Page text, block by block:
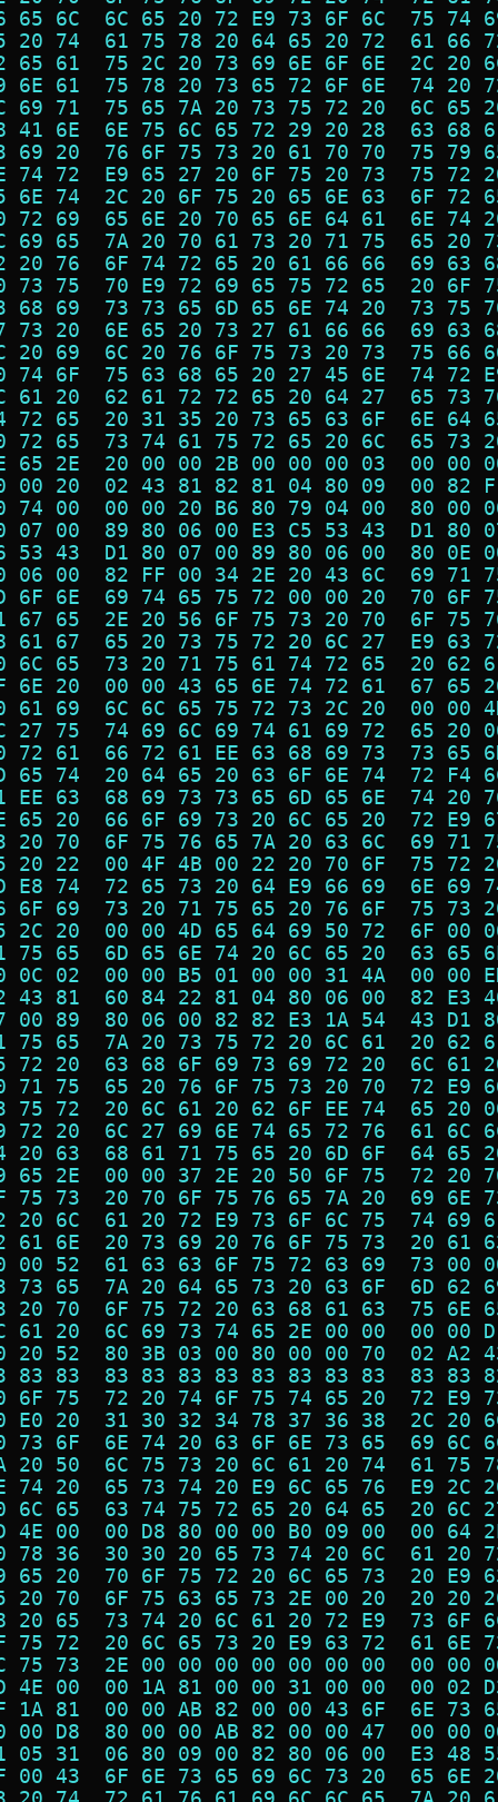
65 6C  6C 65 20 72 E9 73 6F 6C  75
20 74  61 75 78 20 64 65 20 72  61
65 61  75 2C 20 73 69 6E 6F 6E  2C
6E 61  75 78 20 73 65 72 6F 6E  74
69 71  75 65 7A 20 73 75 72 20  6C
41 6E  6E 75 6C 65 72 29 20 28  63
69 20  76 6F 75 73 20 61 70 70  75
74 72  E9 65 27 20 6F 75 20 73  75
6E 74  2C 20 6F 75 20 65 6E 63  6F
72 69  65 6E 20 70 65 6E 64 61  6E
69 65  7A 20 70 61 73 20 71 75  65
20 76  6F 74 72 65 20 61 66 66  69
73 75  70 E9 72 69 65 75 72 65  20
68 69  73 73 65 6D 65 6E 74 20  73
73 20  6E 65 20 73 27 61 66 66  69
20 69  6C 20 76 6F 75 73 20 73  75
74 6F  75 63 68 65 20 27 45 6E  74
61 20  62 61 72 72 65 20 64 27  65
72 65  20 31 35 20 73 65 63 6F  6E
72 65  73 74 61 75 72 65 20 6C  65
65 2E  20 00 00 2B 00 00 00 03  00
00 20  02 43 81 82 81 04 80 09  00
74 00  00 00 20 B6 80 79 04 00  80
07 00  89 80 06 00 E3 C5 53 43  D1
53 43  D1 80 07 00 89 80 06 00  80
06 00  82 FF 00 34 2E 20 43 6C  69
6F 6E  69 74 65 75 72 00 00 20  70
67 65  2E 20 56 6F 75 73 20 70  6F
61 67  65 20 73 75 72 20 6C 27  E9
6C 65  73 20 71 75 61 74 72 65  20
6E 20  00 00 43 65 6E 74 72 61  67
61 69  6C 6C 65 75 72 73 2C 20  00
27 75  74 69 6C 69 74 61 69 72  65
72 61  66 72 61 EE 63 68 69 73  73
65 74  20 64 65 20 63 6F 6E 74  72
EE 63  68 69 73 73 65 6D 65 6E  74
65 20  66 6F 69 73 20 6C 65 20  72
20 70  6F 75 76 65 7A 20 63 6C  69
20 22  00 4F 4B 00 22 20 70 6F  75
E8 74  72 65 73 20 64 E9 66 69  6E
6F 69  73 20 71 75 65 20 76 6F  75
2C 20  00 00 4D 65 64 69 50 72  6F
75 65  6D 65 6E 74 20 6C 65 20  63
0C 02  00 00 B5 01 00 00 31 4A  00
43 81  60 84 22 81 04 80 06 00  82
00 89  80 06 00 82 82 E3 1A 54  43
75 65  7A 20 73 75 72 20 6C 61  20
72 20  63 68 6F 69 73 69 72 20  6C
71 75  65 20 76 6F 75 73 20 70  72
75 72  20 6C 61 20 62 6F EE 74  65
72 20  6C 27 69 6E 74 65 72 76  61
20 63  68 61 71 75 65 20 6D 6F  64
65 2E  00 00 37 2E 20 50 6F 75  72
75 73  20 70 6F 75 76 65 7A 20  69
20 6C  61 20 72 E9 73 6F 6C 75  74
61 6E  20 73 69 20 76 6F 75 73  20
00 52  61 63 63 6F 75 72 63 69  73
73 65  7A 20 64 65 73 20 63 6F  6D
20 70  6F 75 72 20 63 68 61 63  75
61 20  6C 69 73 74 65 2E 00 00  00
20 52  80 3B 03 00 80 00 00 70  02
83 83  83 83 83 83 83 83 83 83  83
6F 75  72 20 74 6F 75 74 65 20  72
E0 20  31 30 32 34 78 37 36 38  2C
73 6F  6E 74 20 63 6F 6E 73 65  69
20 50  6C 75 73 20 6C 61 20 74  61
74 20  65 73 74 20 E9 6C 65 76  E9
6C 65  63 74 75 72 65 20 64 65  20
4E 00  00 D8 80 00 00 B0 09 00  00
78 36  30 30 20 65 73 74 20 6C  61
65 20  70 6F 75 72 20 6C 65 73  20
20 70  6F 75 63 65 73 2E 00 20  20
20 65  73 74 20 6C 61 20 72 E9  73
75 72  20 6C 65 73 20 E9 63 72  61
75 73  2E 00 00 00 00 00 00 00  00
4E 00  00 1A 81 00 00 31 00 00  00
1A 81  00 00 AB 82 00 00 43 6F  6E
00 D8  80 00 00 AB 82 00 00 47  00
05 31  06 80 09 00 82 80 06 00  E3
00 43  6F 6E 73 65 69 6C 73 20  65